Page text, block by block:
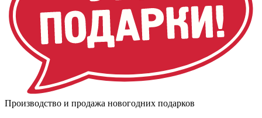
Производство и продажа новогодних подарков